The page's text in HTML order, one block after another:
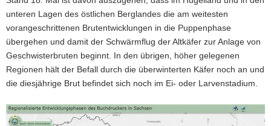
unteren Lagen des östlichen Berglandes die am weitesten
vorangeschrittenen Brutentwicklungen in die Pup­penphase
übergehen und damit der Schwärmflug der Altkäfer zur Anlage von
Geschwisterbru­ten beginnt. In den übrigen, höher gelegenen
Regionen hält der Befall durch die überwinterten Kä­fer noch an und
die diesjährige Brut befindet sich noch im Ei- oder Larvenstadium.